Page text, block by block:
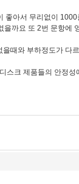
좋아서 무리없이
을까요 또 2번 문항에
때와 부하정도가 다
스크 제품들의 안정